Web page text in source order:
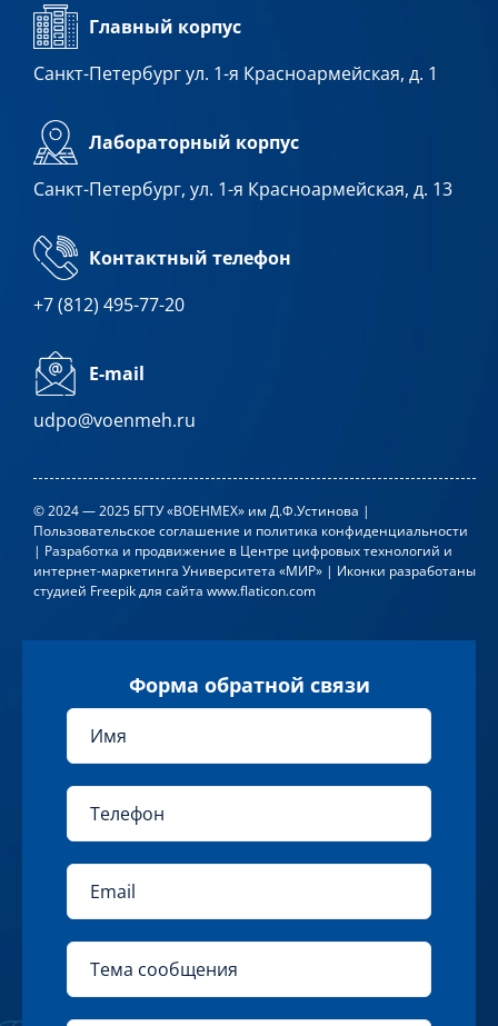
1 год
Длительность
0р.
Главный корпус
Санкт-Петербург ул. 1-я Красноармейская, д. 1
Лабораторный корпус
Санкт-Петербург, ул. 1-я Красноармейская, д. 13
Контактный телефон
+7 (812) 495-77-20
E-mail
udpo@voenmeh.ru
© 2024 — 2025 БГТУ «ВОЕНМЕХ» им Д.Ф.Устинова |
Пользовательское соглашение и политика конфиденциальности
| Разработка и продвижение в Центре цифровых технологий и
интернет-маркетинга Университета «МИР» | Иконки разработаны
студией Freepikдля сайта www.flaticon.com
Форма обратной связи